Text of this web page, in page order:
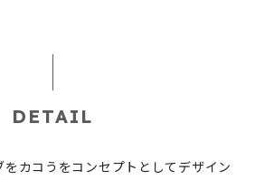
DETAIL
をカコうをコンセプトとしてデザイン